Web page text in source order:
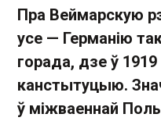
Пра Веймарскую
усе — Германію
горада, дзе ў
канстытуцыю.
ў міжваеннай